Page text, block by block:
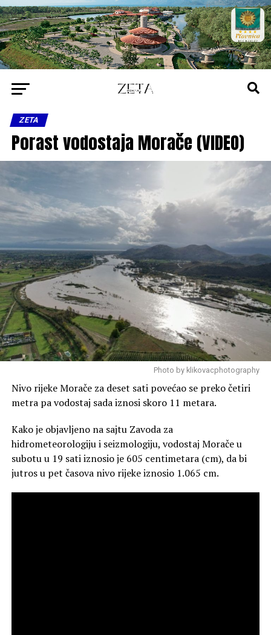
ZETA
Porast vodostaja Morače (VIDEO)
Photo by klikovacphotography
Nivo rijeke Morače za deset sati povećao se preko četiri
metra pa vodostaj sada iznosi skoro 11 metara.
Kako je objavljeno na sajtu Zavoda za
hidrometeorologiju i seizmologiju, vodostaj Morače u
subotu u 19 sati iznosio je 605 centimetara (cm), da bi
jutros u pet časova nivo rijeke iznosio 1.065 cm.